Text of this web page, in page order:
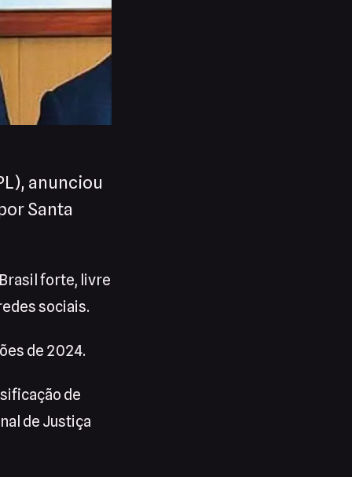
anunciou
Santa
forte, livre
sociais.
de 2024.
de
de Justiça